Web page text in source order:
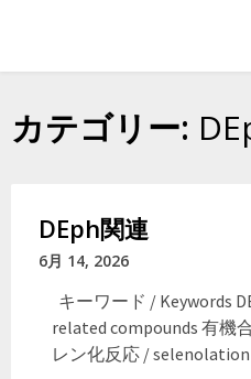
カテゴリー:
DEph関連
6月 14, 2026
キーワード / Keywords
related compounds 有機
レン化反応 /